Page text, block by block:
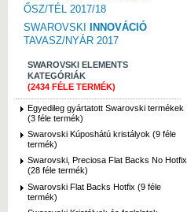
ŐSZ/TÉL 2017/18
SWAROVSKI
INNOVÁCIÓ
TAVASZ/NYÁR 2017
SWAROVSKI ELEMENTS
KATEGÓRIÁK
(2434 FÉLE TERMÉK)
Egyedileg gyártatott Swarovski termékek
(3 féle termék)
Swarovski Kúposhátú kristályok (9 féle
termék)
Swarovski, Preciosa Flat Backs No Hotfix
(28 féle termék)
Swarovski Flat Backs Hotfix (9 féle
termék)